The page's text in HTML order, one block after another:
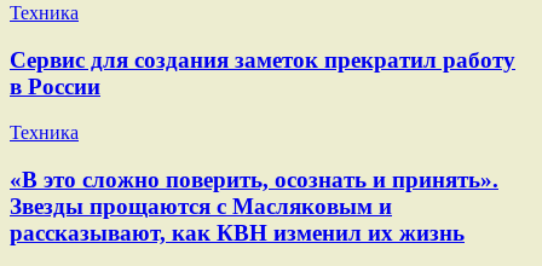
Техника
Сервис для создания заметок прекратил работу
в России
Техника
«В это сложно поверить, осознать и принять».
Звезды прощаются с Масляковым и
рассказывают, как КВН изменил их жизнь